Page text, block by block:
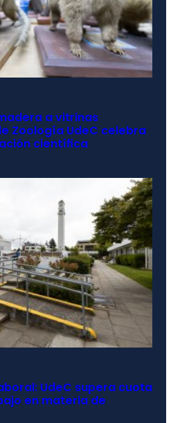
a vitrinas
Zoología UdeC celebra
científica
UdeC supera cuota
en materia de